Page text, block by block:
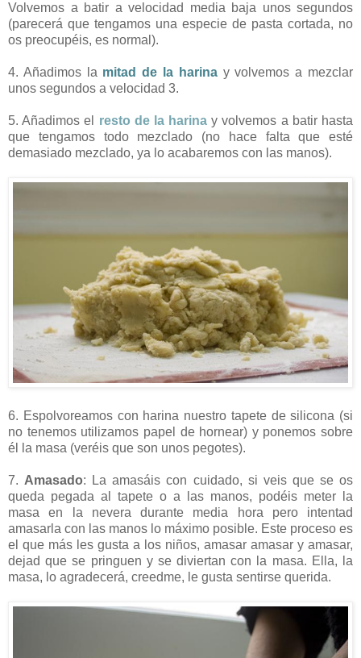
Volvemos a batir a velocidad media baja unos segundos
(parecerá que tengamos una especie de pasta cortada, no
os preocupéis, es normal).
4. Añadimos la mitad de la harinay volvemos a mezclar
unos segundos a velocidad 3.
5. Añadimos el resto de la harina y volvemos a batir hasta
que tengamos todo mezclado (no hace falta que esté
demasiado mezclado, ya lo acabaremos con las manos).
6. Espolvoreamos con harina nuestro tapete de silicona (si
no tenemos utilizamos papel de hornear) y ponemos sobre
él la masa (veréis que son unos pegotes).
7. Amasado: La amasáis con cuidado, si veis que se os
queda pegada al tapete o a las manos, podéis meter la
masa en la nevera durante media hora pero intentad
amasarla con las manos lo máximo posible. Este proceso es
el que más les gusta a los niños, amasar amasar y amasar,
dejad que se pringuen y se diviertan con la masa. Ella, la
masa, lo agradecerá, creedme, le gusta sentirse querida.